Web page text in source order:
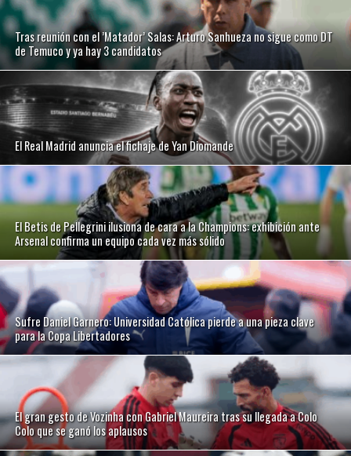
Tras reunión con el ’Matador’ Salas: Arturo Sanhueza no sigue como DT
de Temuco y ya hay 3 candidatos
El Real Madrid anuncia el fichaje de Yan Diomande
El Betis de Pellegrini ilusiona de cara a la Champions: exhibición ante
Arsenal confirma un equipo cada vez más sólido
Sufre Daniel Garnero: Universidad Católica pierde a una pieza clave
para la Copa Libertadores
El gran gesto de Vozinha con Gabriel Maureira tras su llegada a Colo
Colo que se ganó los aplausos